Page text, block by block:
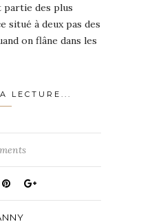
des plus
situé à deux pas des
on flâne dans les
LECTURE...